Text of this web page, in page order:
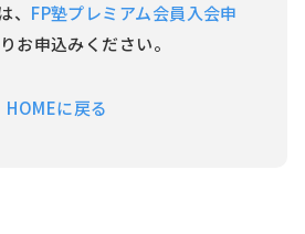
、 FP塾プレミアム会員入会申
お申込みください。
HOMEに戻る